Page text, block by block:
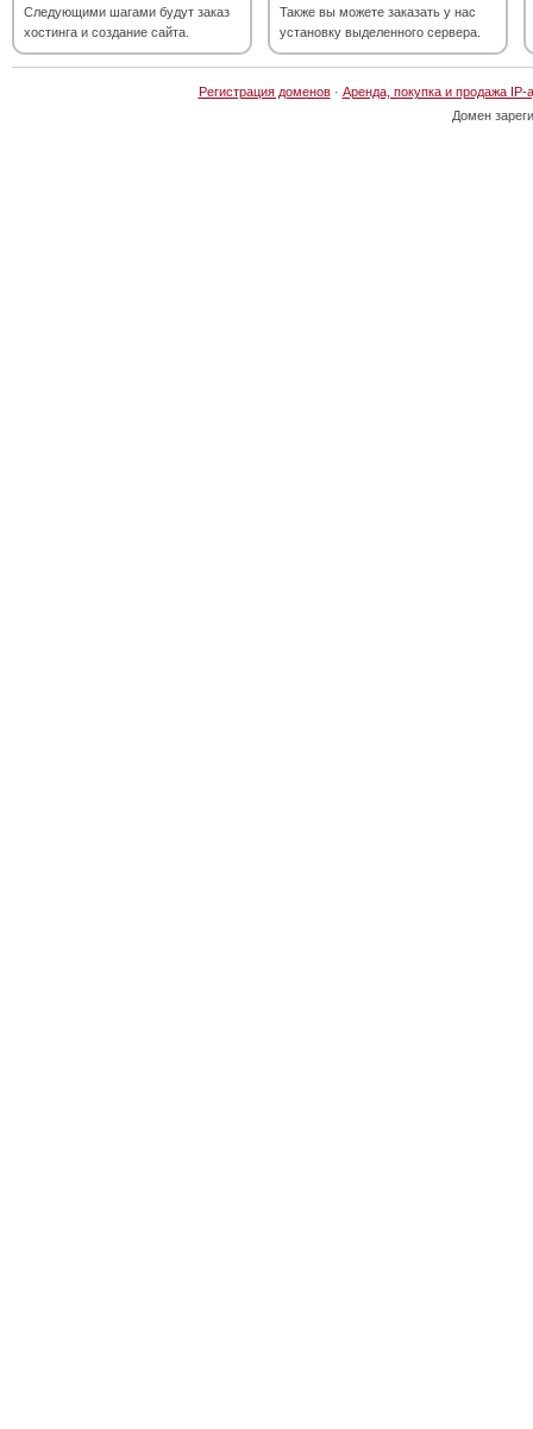
Следующими шагами будут заказ
хостинга и создание сайта.
Также вы можете заказать у нас
установку выделенного сервера.
Регистрация доменов· Аренда, покупка и продажа IP-
Домен